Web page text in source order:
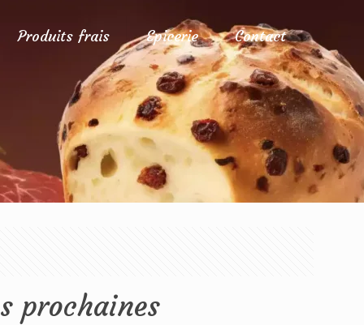
Produits frais Epicerie Contact
prochaines